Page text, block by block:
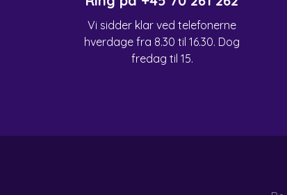
Vi sidder klar ved telefonerne
hverdage fra 8.30 til 16.30. Dog
fredag til 15.